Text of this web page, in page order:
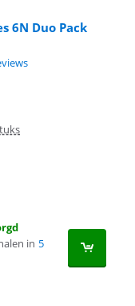
6N Duo Pack
reviews.
in 5